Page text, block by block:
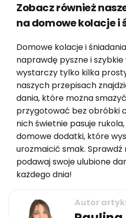
Zobacz również
na domowe kolacje i
Domowe kolacje i
naprawdę pyszne i
wystarczy tylko kilka
naszych przepisach
dania, które można
przygotować bez obróbki
nich świetnie pasuje
domowe dodatki, które
urozmaicić smak. Sprawdź
podawaj swoje ulubione
każdego dnia!
Autor